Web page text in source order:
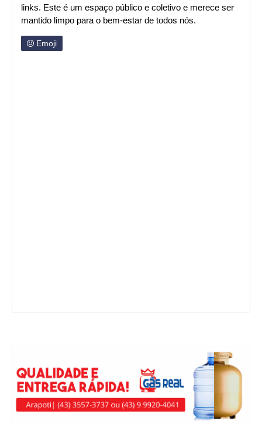
links. Este é um espaço público e coletivo e merece ser
mantido limpo para o bem-estar de todos nós.
Emoji